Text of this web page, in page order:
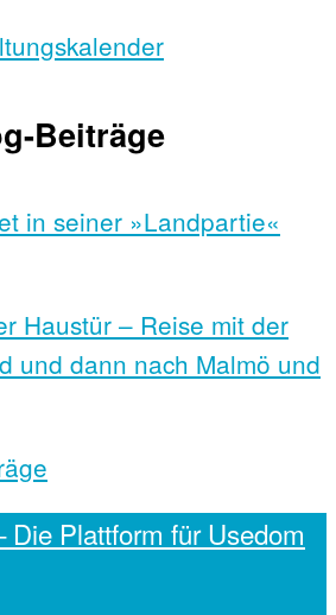
Beiträge
in seiner »Landpartie«
Haustür – Reise mit der
und dann nach Malmö und